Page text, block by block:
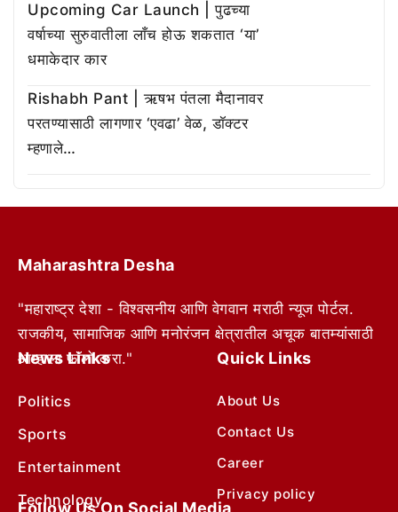
Upcoming Car Launch | पुढच्या
वर्षाच्या सुरुवातीला लाँच होऊ शकतात ‘या’
धमाकेदार कार
Rishabh Pant | ऋषभ पंतला मैदानावर
परतण्यासाठी लागणार ‘एवढा’ वेळ, डॉक्टर
म्हणाले…
Maharashtra Desha
"महाराष्ट्र देशा - विश्वसनीय आणि वेगवान मराठी न्यूज पोर्टल.
राजकीय, सामाजिक आणि मनोरंजन क्षेत्रातील अचूक बातम्यांसाठी
आम्हाला फॉलो करा."
News Links
Politics
Sports
Entertainment
Technology
Quick Links
About Us
Contact Us
Career
Privacy policy
Follow Us On Social Media